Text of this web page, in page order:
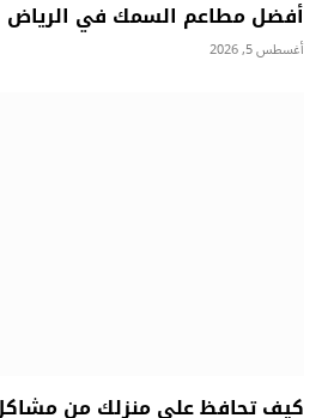
أفضل مطاعم السمك في الرياض
أغسطس 5, 2026
كيف تحافظ على منزلك من مشاكل